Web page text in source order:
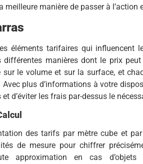
meilleure manière de passer à l’action
éléments tarifaires qui influencent
manières dont le prix peut
le volume et sur la surface, et
plus d’informations à votre
d’éviter les frais par-dessus le
des tarifs par mètre cube et
de mesure pour chiffrer
approximation en cas d’objets